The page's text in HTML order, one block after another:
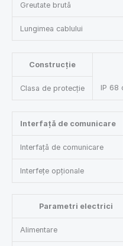
Greutate brută
Lungimea cablului
Construcție
Clasa de protecție IP 68
Interfață de comunicare
Interfață de comunicare
Interfețe opționale
Parametri electrici
Alimentare